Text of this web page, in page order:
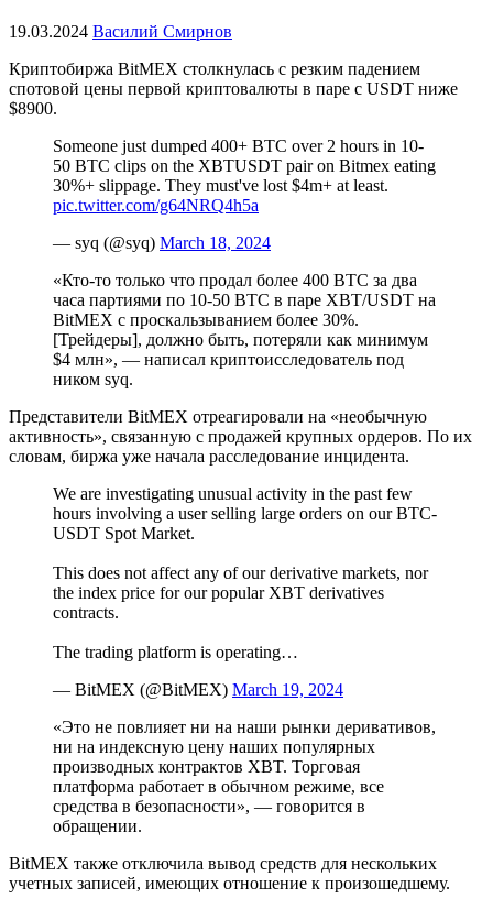
19.03.2024 Василий Смирнов
Криптобиржа BitMEX столкнулась с резким падением
спотовой цены первой криптовалюты в паре с USDT ниже
$8900.
Someone just dumped 400+ BTC over 2 hours in 10-
50 BTC clips on the XBTUSDT pair on Bitmex eating
30%+ slippage. They must've lost $4m+ at least.
pic.twitter.com/g64NRQ4h5a
— syq (@syq) March 18, 2024
«Кто-то только что продал более 400 BTC за два
часа партиями по 10-50 BTC в паре XBT/USDT на
BitMEX c проскальзыванием более 30%.
[Трейдеры], должно быть, потеряли как минимум
$4 млн», — написал криптоисследователь под
ником syq.
Представители BitMEX отреагировали на «необычную
активность», связанную с продажей крупных ордеров. По их
словам, биржа уже начала расследование инцидента.
We are investigating unusual activity in the past few
hours involving a user selling large orders on our BTC-
USDT Spot Market.
This does not affect any of our derivative markets, nor
the index price for our popular XBT derivatives
contracts.
The trading platform is operating…
— BitMEX (@BitMEX) March 19, 2024
«Это не повлияет ни на наши рынки деривативов,
ни на индексную цену наших популярных
производных контрактов XBT. Торговая
платформа работает в обычном режиме, все
средства в безопасности», — говорится в
обращении.
BitMEX также отключила вывод средств для нескольких
учетных записей, имеющих отношение к произошедшему.